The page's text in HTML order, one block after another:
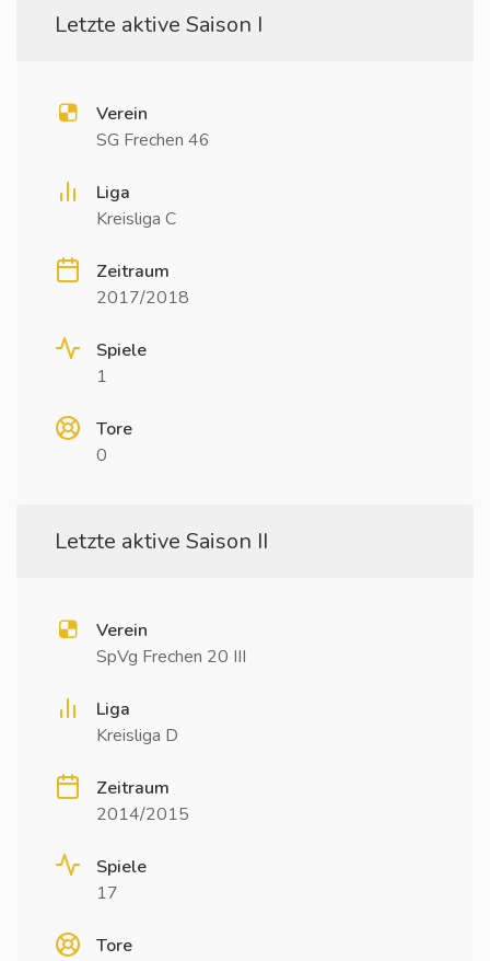
Letzte aktive Saison I
Verein
SG Frechen 46
Liga
Kreisliga C
Zeitraum
2017/2018
Spiele
1
Tore
0
Letzte aktive Saison II
Verein
SpVg Frechen 20 III
Liga
Kreisliga D
Zeitraum
2014/2015
Spiele
17
Tore